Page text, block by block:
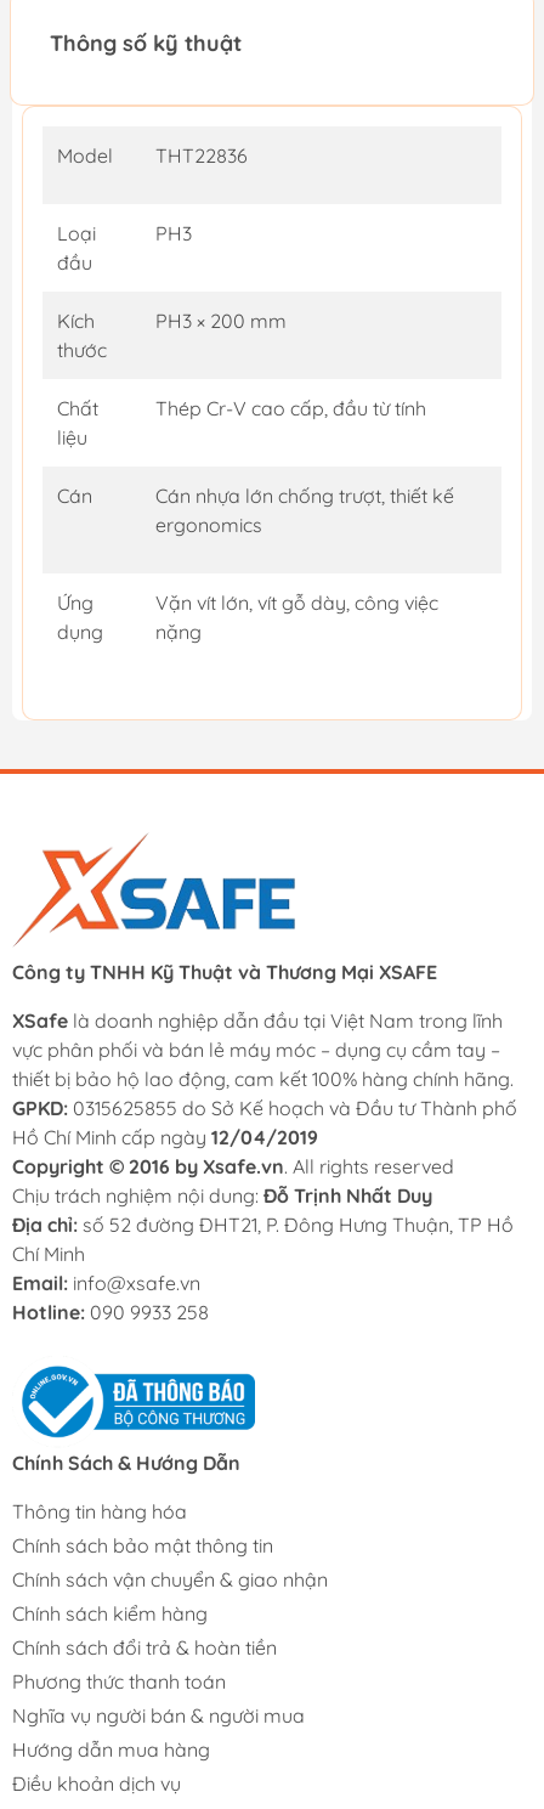
Thông số kỹ thuật
Model THT22836
Loại
đầu
PH3
Kích
thước
PH3 × 200 mm
Chất
liệu
Thép Cr-V cao cấp, đầu từ tính
Cán
Cán nhựa lớn chống trượt, thiết kế
ergonomics
Ứng
dụng
Vặn vít lớn, vít gỗ dày, công việc
nặng
Công ty TNHH Kỹ Thuật và Thương Mại XSAFE
XSafe là doanh nghiệp dẫn đầu tại Việt Nam trong lĩnh
vực phân phối và bán lẻ máy móc – dụng cụ cầm tay –
thiết bị bảo hộ lao động, cam kết 100% hàng chính hãng.
GPKD: 0315625855 do Sở Kế hoạch và Đầu tư Thành phố
Hồ Chí Minh cấp ngày 12/04/2019
Copyright © 2016 by Xsafe.vn. All rights reserved
Chịu trách nghiệm nội dung: Đỗ Trịnh Nhất Duy
Địa chỉ: số 52 đường ĐHT21, P. Đông Hưng Thuận, TP Hồ
Chí Minh
Email: info@xsafe.vn
Hotline: 090 9933 258
Chính Sách & Hướng Dẫn
Thông tin hàng hóa
Chính sách bảo mật thông tin
Chính sách vận chuyển & giao nhận
Chính sách kiểm hàng
Chính sách đổi trả & hoàn tiền
Phương thức thanh toán
Nghĩa vụ người bán & người mua
Hướng dẫn mua hàng
Điều khoản dịch vụ